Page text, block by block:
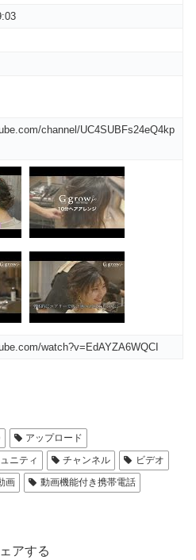
channel/UC4SUBFs24eQ4kp
watch?v=EdAYZA6WQCI
アップロード
ニティ チャンネル
ビデオ
画
動画機能付き携帯電話
アする